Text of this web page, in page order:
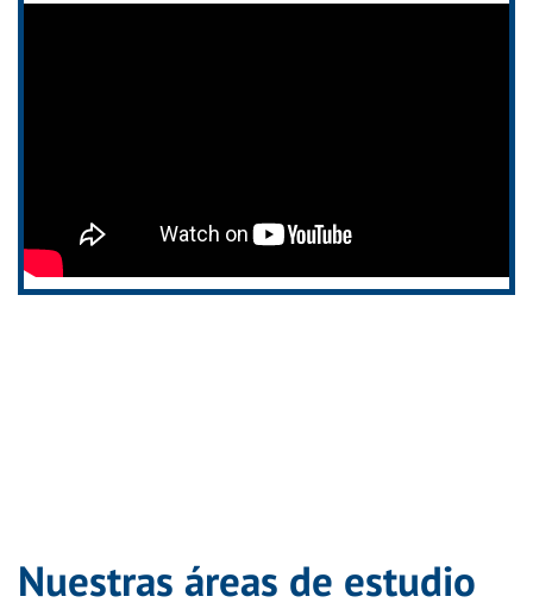
Nuestras áreas de estudio